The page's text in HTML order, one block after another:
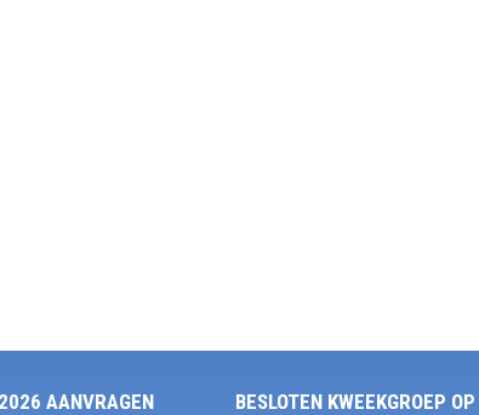
AANVRAGEN BESLOTEN KWEEKGROEP